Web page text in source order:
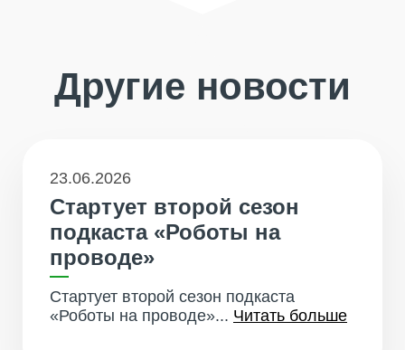
Другие новости
23.06.2026
Стартует второй сезон
подкаста «Роботы на
проводе»
Стартует второй сезон подкаста
«Роботы на проводе»... Читать больше